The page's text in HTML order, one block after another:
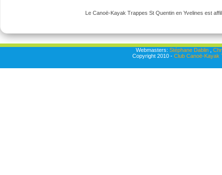
Le Canoë-Kayak Trappes St Quentin en Yvelines est
Webmasters: Stéphane Dablin,
Copyright 2010 - Club Canoë-Kayak